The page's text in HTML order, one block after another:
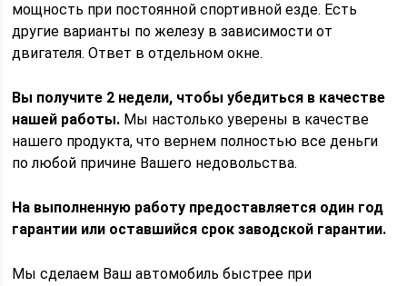
мощность при постоянной спортивной езде. Есть
другие варианты по железу в зависимости от
двигателя. Ответ в отдельном окне.
Вы получите 2 недели, чтобы убедиться в качестве
нашей работы. Мы настолько уверены в качестве
нашего продукта, что вернем полностью все деньги
по любой причине Вашего недовольства.
На выполненную работу предоставляется один год
гарантии или оставшийся срок заводской гарантии.
Мы сделаем Ваш автомобиль быстрее при